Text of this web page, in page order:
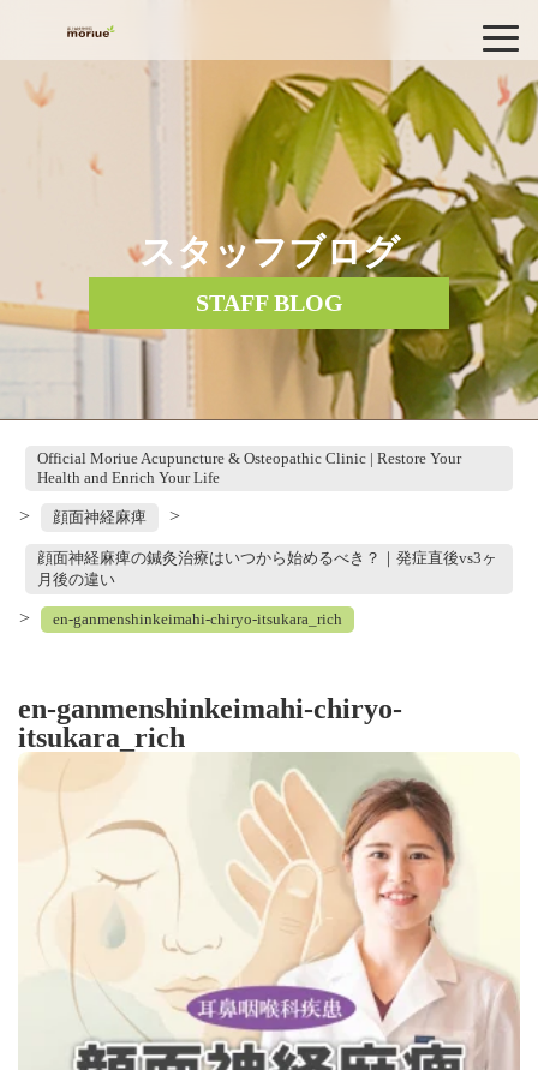
スタッフブログ
STAFF BLOG
Official Moriue Acupuncture & Osteopathic Clinic | Restore Your
Health and Enrich Your Life
> 顔面神経麻痺 >
顔面神経麻痺の鍼灸治療はいつから始めるべき？｜発症直後vs3ヶ
月後の違い
> en-ganmenshinkeimahi-chiryo-itsukara_rich
en-ganmenshinkeimahi-chiryo-
itsukara_rich